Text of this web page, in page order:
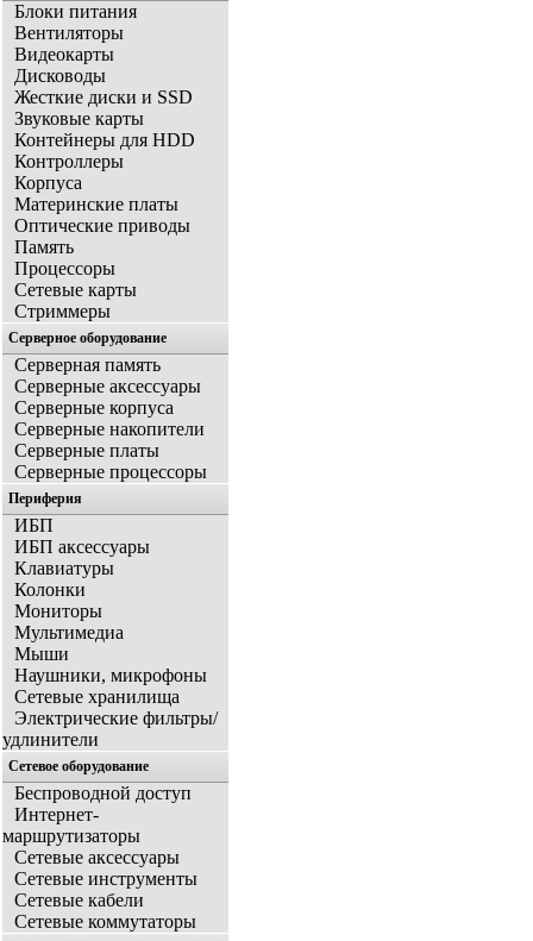
Блоки питания
Вентиляторы
Видеокарты
Дисководы
Жесткие диски и SSD
Звуковые карты
Контейнеры для HDD
Контроллеры
Корпуса
Материнские платы
Оптические приводы
Память
Процессоры
Сетевые карты
Стриммеры
Серверное оборудование
Серверная память
Серверные аксессуары
Серверные корпуса
Серверные накопители
Серверные платы
Серверные процессоры
Периферия
ИБП
ИБП аксессуары
Клавиатуры
Колонки
Мониторы
Мультимедиа
Мыши
Наушники, микрофоны
Сетевые хранилища
Электрические фильтры/
удлинители
Сетевое оборудование
Беспроводной доступ
Интернет-
маршрутизаторы
Сетевые аксессуары
Сетевые инструменты
Сетевые кабели
Сетевые коммутаторы